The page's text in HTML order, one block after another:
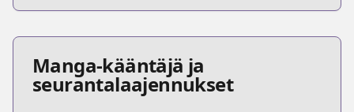
Manga-kääntäjä ja
seurantalaajennukset